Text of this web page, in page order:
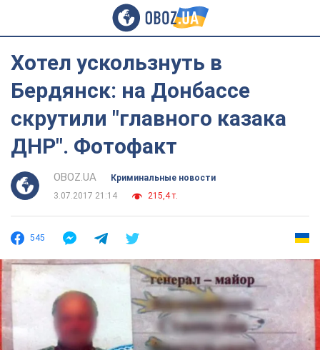
Хотел ускользнуть в
Бердянск: на Донбассе
скрутили "главного казака
ДНР". Фотофакт
OBOZ.UA
Криминальные новости
3.07.2017 21:14
215,4 т.
545